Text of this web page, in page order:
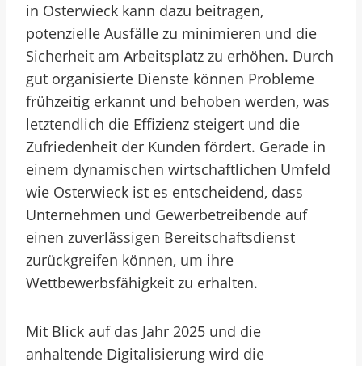
in Osterwieck kann dazu beitragen,
potenzielle Ausfälle zu minimieren und die
Sicherheit am Arbeitsplatz zu erhöhen. Durch
gut organisierte Dienste können Probleme
frühzeitig erkannt und behoben werden, was
letztendlich die Effizienz steigert und die
Zufriedenheit der Kunden fördert. Gerade in
einem dynamischen wirtschaftlichen Umfeld
wie Osterwieck ist es entscheidend, dass
Unternehmen und Gewerbetreibende auf
einen zuverlässigen Bereitschaftsdienst
zurückgreifen können, um ihre
Wettbewerbsfähigkeit zu erhalten.
Mit Blick auf das Jahr 2025 und die
anhaltende Digitalisierung wird die